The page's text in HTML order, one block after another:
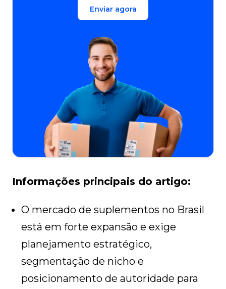
Enviar agora
Informações principais do artigo:
O mercado de suplementos no Brasil
está em forte expansão e exige
planejamento estratégico,
segmentação de nicho e
posicionamento de autoridade para